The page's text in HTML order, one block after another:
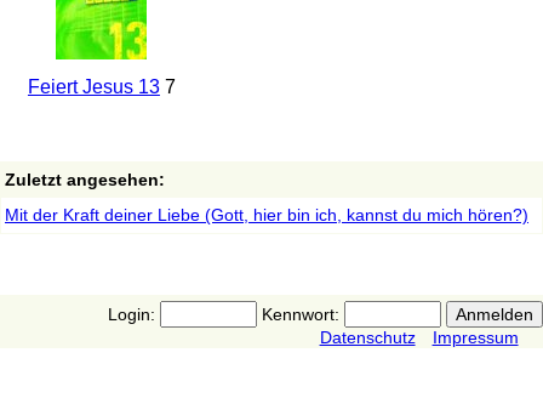
Feiert Jesus 137
Zuletzt angesehen:
Mit der Kraft deiner Liebe (Gott, hier bin ich, kannst du mich hören?)
Login:
Kennwort:
Datenschutz
Impressum